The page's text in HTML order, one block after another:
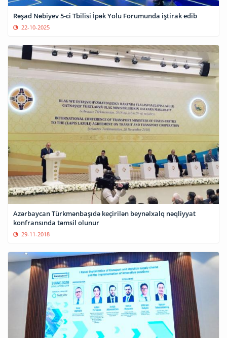
Rəşad Nəbiyev 5-ci Tbilisi İpək Yolu Forumunda iştirak edib
22-10-2025
Azərbaycan Türkmənbaşıdə keçirilən beynəlxalq nəqliyyat
konfransında təmsil olunur
29-11-2018